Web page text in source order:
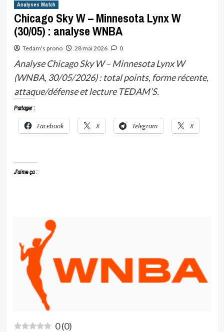
Analyses Match
Chicago Sky W – Minnesota Lynx W
(30/05) : analyse WNBA
Tedam's prono 28 mai 2026 0
Analyse Chicago Sky W – Minnesota Lynx W
(WNBA, 30/05/2026) : total points, forme récente,
attaque/défense et lecture TEDAM’S.
Partager :
Facebook X Telegram X
J’aime ça :
0(0)